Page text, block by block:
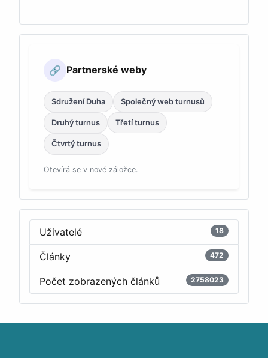
🔗 Partnerské weby
Sdružení Duha Společný web turnusů
Druhý turnus Třetí turnus
Čtvrtý turnus
Otevírá se v nové záložce.
Uživatelé 18
Články 472
Počet zobrazených článků 2758023